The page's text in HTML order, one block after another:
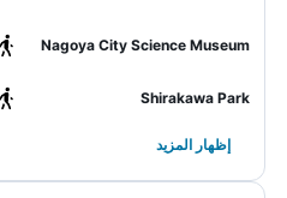
Nagoya City Science Museum
Shirakawa Park
إظهار المزيد